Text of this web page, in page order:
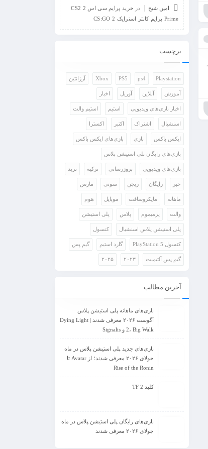
امین شیخ در
خرید پرایم سی اس 2 CS2
Prime پرایم کانتر استرایک 2 CS:GO
برچسب
Playstation
ps4
PS5
Xbox آرژانتین
آموزش آنلاین آوریل اخبار
اخبار بازی‌های ویدیویی استیم استیم والت
اسنشیال اشتراک اکتبر اکسترا
ایکس باکس بازی بازی‌های ایکس باکس
بازی‌های رایگان پلی استیشن پلاس
بازی‌های ویدیویی بروزرسانی ترکیه ترید
خبر رایگان ریجن سونی مارس
ماهانه مایکروسافت موبایل هوم
والت پرمیموم پلاس پلی استیشن
پلی استیشن پلاس اسنشیال کنسول
کنسول PlayStation 5 گارد استیم گیم پس
گیم پس آلتیمیت ۲۰۲۳ ۲۰۲۵
آخرین مطالب
بازی‌های ماهانه پلی استیشن پلاس
آگوست ۲۰۲۶ معرفی شدند | Dying Light
2، Big Walk و Signalis
بازی‌های جدید پلی استیشن پلاس در ماه
جولای ۲۰۲۶ معرفی شدند؛ از Avatar تا
Rise of the Ronin
کلید TF 2
بازی‌های رایگان پلی استیشن پلاس در ماه
جولای ۲۰۲۶ معرفی شدند